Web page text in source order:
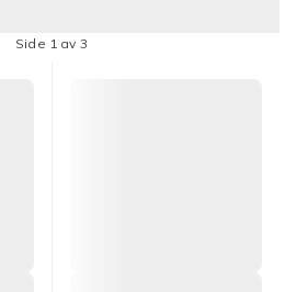
Side 1 av 3